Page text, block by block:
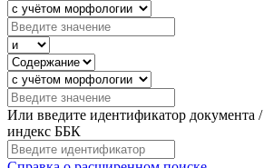
Или введите идентификатор документа
индекс ББК